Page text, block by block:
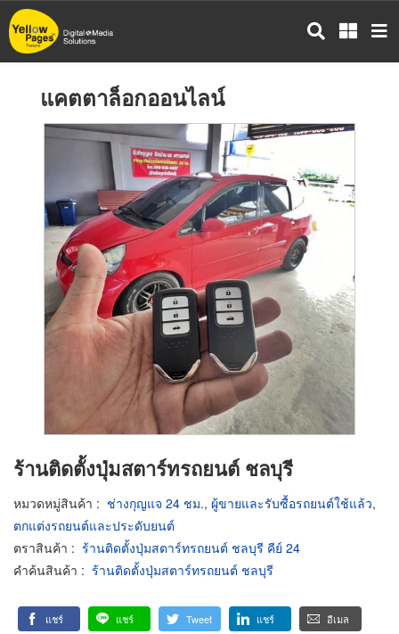
ข้าม
ไป
แคตตาล็อกออนไลน์
ร้านติดตั้งปุ่มสตาร์ทรถยนต์ ชลบุรี
หมวดหมู่สินค้า : ช่างกุญแจ 24 ชม., ผู้ขายและรับซื้อรถยนต์ใช้แล้ว,
ตกแต่งรถยนต์และประดับยนต์
ตราสินค้า : ร้านติดตั้งปุ่มสตาร์ทรถยนต์ ชลบุรี คีย์ 24
คำค้นสินค้า : ร้านติดตั้งปุ่มสตาร์ทรถยนต์ ชลบุรี
แชร์ แชร์ Tweet แชร์ อีเมล